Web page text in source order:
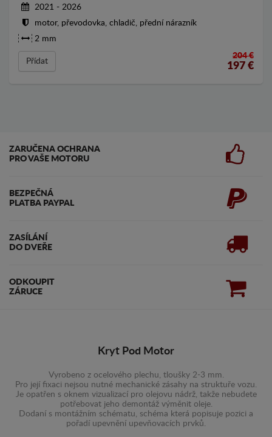
2021 - 2026
motor, převodovka, chladič, přední nárazník
2 mm
Přídat
204 €
197 €
ZARUČENA OCHRANA
PRO VAŠE MOTORU
BEZPEČNÁ
PLATBA PAYPAL
ZASÍLÁNÍ
DO DVEŘE
ODKOUPIT
ZÁRUCE
Kryt Pod Motor
Vyrobeno z ocelového plechu, tloušky 2-3 mm.
Pro její fixaci nejsou nutné mechanické zásahy na struktuře vozu.
Je opatřen s oknem vizualizací pro olejovu nádrž, takže nebudete
potřebovat jeho demontáž výměnit oleje.
Dodaní s montážním schématu, schéma která popisuje pozici a
pořadí upevnění upevňovacích prvků.